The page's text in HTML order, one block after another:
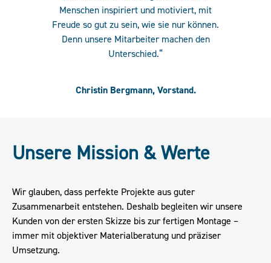
Menschen inspiriert und motiviert, mit
Freude so gut zu sein, wie sie nur können.
Denn unsere Mitarbeiter machen den
Unterschied.“
Christin Bergmann, Vorstand.
Unsere Mission & Werte
Wir glauben, dass perfekte Projekte aus guter
Zusammenarbeit entstehen. Deshalb begleiten wir unsere
Kunden von der ersten Skizze bis zur fertigen Montage –
immer mit objektiver Materialberatung und präziser
Umsetzung.